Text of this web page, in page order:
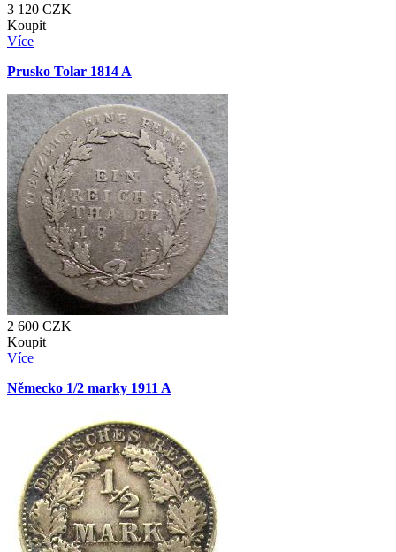
3 120 CZK
Koupit
Více
Prusko Tolar 1814 A
2 600 CZK
Koupit
Více
Německo 1/2 marky 1911 A